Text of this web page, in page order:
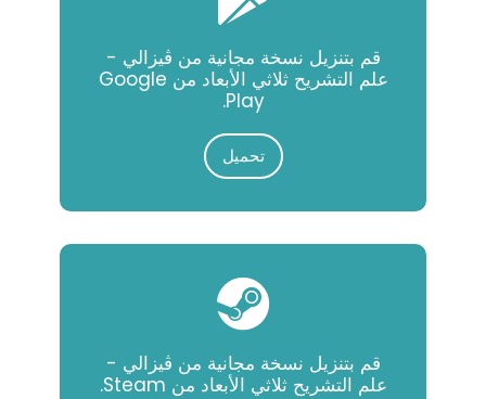
قم بتنزيل نسخة مجانية من ڨيزالي -
علم التشريح ثلاثي الأبعاد من Google
Play.
تحميل
قم بتنزيل نسخة مجانية من ڨيزالي -
علم التشريح ثلاثي الأبعاد من Steam.